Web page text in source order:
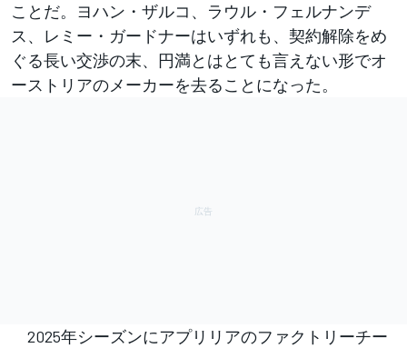
ことだ。ヨハン・ザルコ、ラウル・フェルナンデ
ス、レミー・ガードナーはいずれも、契約解除をめ
ぐる長い交渉の末、円満とはとても言えない形でオ
ーストリアのメーカーを去ることになった。
2025年シーズンにアプリリアのファクトリーチー